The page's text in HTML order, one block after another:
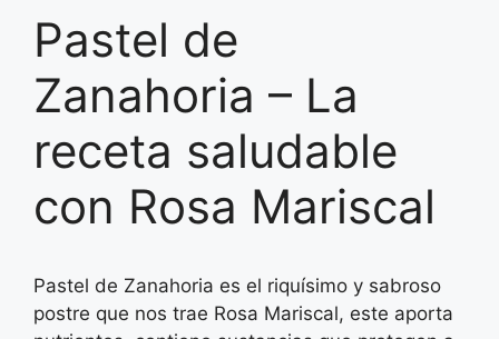
Pastel de
Zanahoria – La
receta saludable
con Rosa Mariscal
Pastel de Zanahoria es el riquísimo y sabroso
postre que nos trae Rosa Mariscal, este aporta